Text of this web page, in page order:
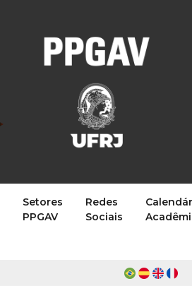
Setores
PPGAV
Redes
Sociais